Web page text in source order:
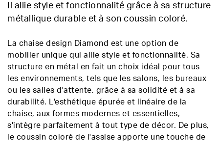
Il allie style et fonctionnalité grâce à sa structure
métallique durable et à son coussin coloré.
La chaise design Diamond est une option de
mobilier unique qui allie style et fonctionnalité. Sa
structure en métal en fait un choix idéal pour tous
les environnements, tels que les salons, les bureaux
ou les salles d'attente, grâce à sa solidité et à sa
durabilité. L'esthétique épurée et linéaire de la
chaise, aux formes modernes et essentielles,
s'intègre parfaitement à tout type de décor. De plus,
le coussin coloré de l'assise apporte une touche de